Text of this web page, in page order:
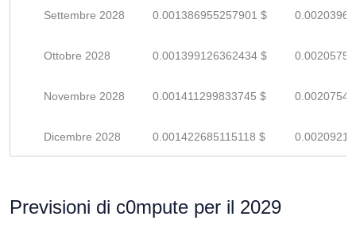
Settembre 2028 0.001386955257901 $
Ottobre 2028 0.001399126362434 $
Novembre 2028 0.001411299833745 $
Dicembre 2028 0.001422685115118 $
Previsioni di c0mpute per il 2029